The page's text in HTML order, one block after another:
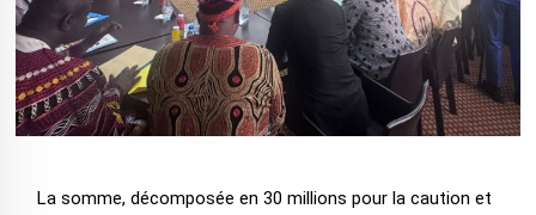
La somme, décomposée en 30 millions pour la caution et